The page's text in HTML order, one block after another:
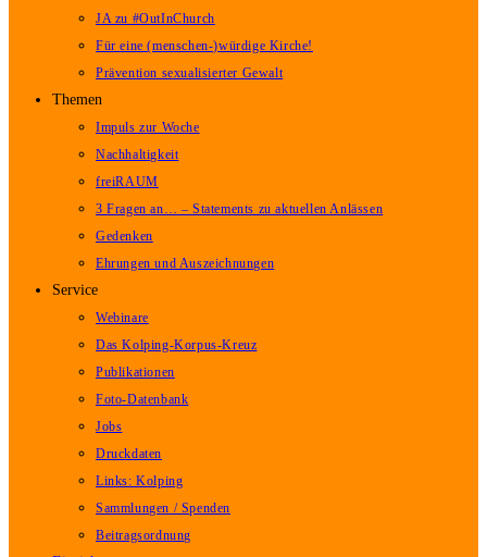
JA zu #OutInChurch
Für eine (menschen-)würdige Kirche!
Prävention sexualisierter Gewalt
Themen
Impuls zur Woche
Nachhaltigkeit
freiRAUM
3 Fragen an… – Statements zu aktuellen Anlässen
Gedenken
Ehrungen und Auszeichnungen
Service
Webinare
Das Kolping-Korpus-Kreuz
Publikationen
Foto-Datenbank
Jobs
Druckdaten
Links: Kolping
Sammlungen / Spenden
Beitragsordnung